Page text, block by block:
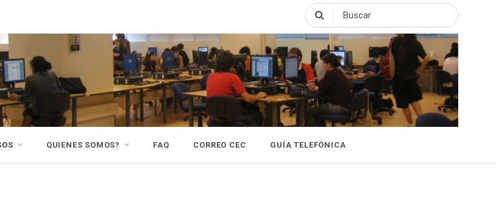
QUIENES SOMOS? FAQ CORREO CEC GUÍA TELEFÓNICA